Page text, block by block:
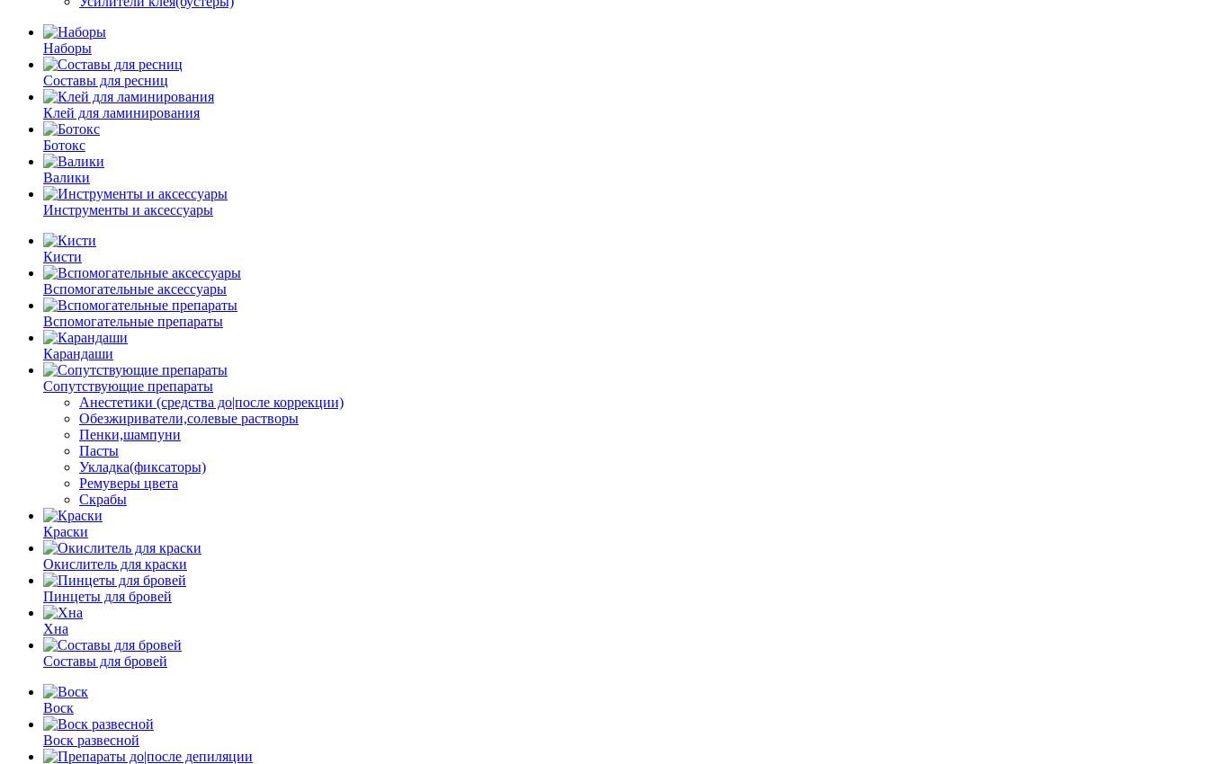
Наборы
Cоставы для ресниц
Клей для ламинирования
Ботокс
Валики
Инструменты и аксессуары
Кисти
Вспомогательные аксессуары
Вспомогательные препараты
Карандаши
Сопутствующие препараты
Анестетики (средства до|после коррекции)
Обезжириватели,солевые растворы
Пенки,шампуни
Пасты
Укладка(фиксаторы)
Ремуверы цвета
Скрабы
Краски
Окислитель для краски
Пинцеты для бровей
Хна
Составы для бровей
Воск
Воск развесной